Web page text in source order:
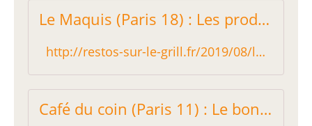
Le Maquis (Paris 18) : Les produits font de la résistance - Restos sur le Grill - Blog critique des restaurants de Paris indépendant !
http://restos-sur-le-grill.fr/2019/08/le-maquis-paris-18-les-produits-font-de-la-resistance.html
Café du coin (Paris 11) : Le bon plan déjeuner du quartier - Restos sur le Grill - Blog critique des restaurants de Paris indépendant !